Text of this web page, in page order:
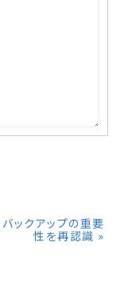
バックアップの重要
性を再認識 »